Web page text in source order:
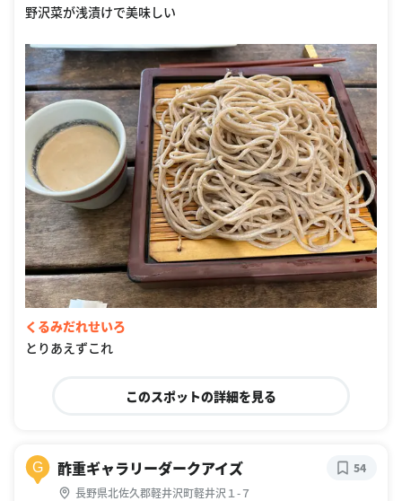
野沢菜が浅漬けで美味しい
くるみだれせいろ
とりあえずこれ
このスポットの詳細を見る
G 酢重ギャラリーダークアイズ
長野県北佐久郡軽井沢町軽井沢１-７
54